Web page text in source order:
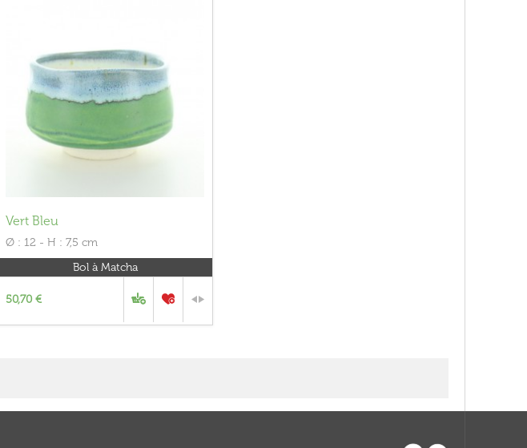
Vert Bleu
Ø : 12 - H : 7,5 cm
Bol à Matcha
50,70 €